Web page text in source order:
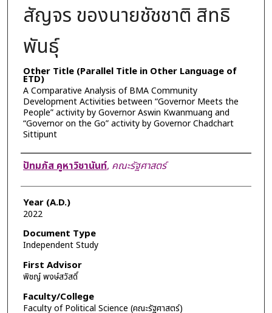
สัญจร ของนายชัชชาติ สิทธิ
พันธุ์
Other Title (Parallel Title in Other Language of
ETD)
A Comparative Analysis of BMA Community
Development Activities between “Governor Meets the
People” activity by Governor Aswin Kwanmuang and
“Governor on the Go” activity by Governor Chadchart
Sittipunt
Author
ปัทมภัส คูหาวิชานันท์, คณะรัฐศาสตร์
Year (A.D.)
2022
Document Type
Independent Study
First Advisor
พิชญ์ พงษ์สวัสดิ์
Faculty/College
Faculty of Political Science (คณะรัฐศาสตร์)